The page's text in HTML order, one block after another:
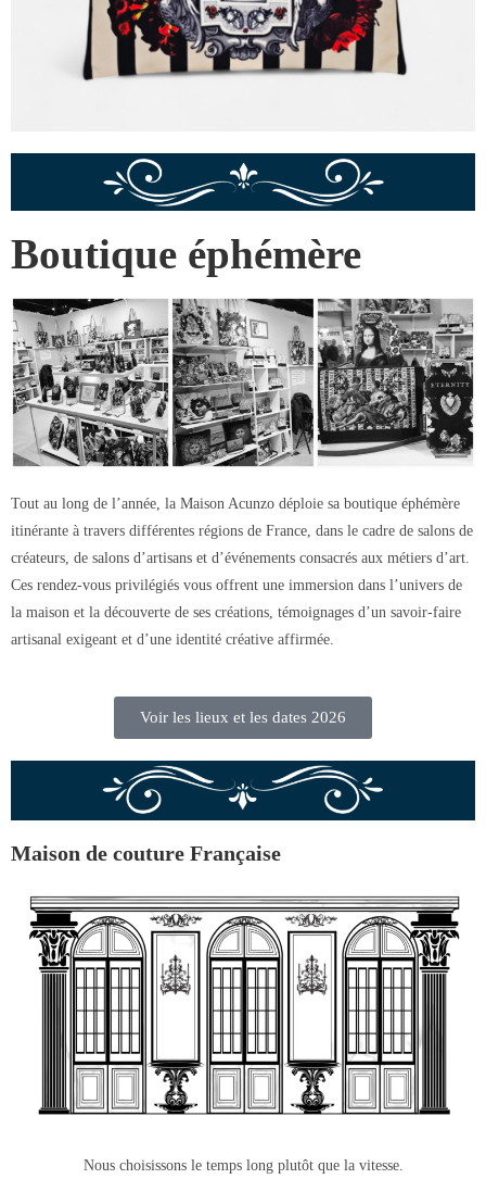
Boutique éphémère
Tout au long de l’année, la Maison Acunzo déploie sa boutique éphémère
itinérante à travers différentes régions de France, dans le cadre de salons de
créateurs, de salons d’artisans et d’événements consacrés aux métiers d’art.
Ces rendez-vous privilégiés vous offrent une immersion dans l’univers de
la maison et la découverte de ses créations, témoignages d’un savoir-faire
artisanal exigeant et d’une identité créative affirmée.
Voir les lieux et les dates 2026
Maison de couture Française
Nous choisissons le temps long plutôt que la vitesse.